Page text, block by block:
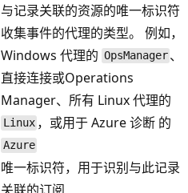
与记录关联的资源的唯一标识符
收集事件的代理的类型。 例如，
Windows 代理的 OpsManager 、
直接连接或Operations
Manager、所有 Linux 代理的
Linux ，或用于 Azure 诊断 的
Azure
唯一标识符，用于识别与此记录
关联的订阅